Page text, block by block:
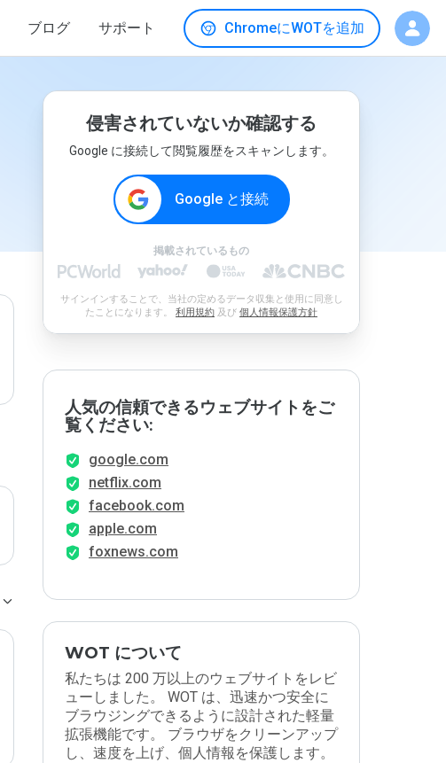
ブログ サポート ChromeにWOTを追加
侵害されていないか確認する
Google に接続して閲覧履歴をスキャンします。
Google と接続
掲載されているもの
サインインすることで、当社の定めるデータ収集と使用に同意し
たことになります。 利用規約 及び 個人情報保護方針
人気の信頼できるウェブサイトをご
覧ください:
google.com
netflix.com
facebook.com
apple.com
foxnews.com
WOT について
私たちは 200 万以上のウェブサイトをレビ
ューしました。 WOT は、迅速かつ安全に
ブラウジングできるように設計された軽量
拡張機能です。 ブラウザをクリーンアップ
し、速度を上げ、個人情報を保護します。